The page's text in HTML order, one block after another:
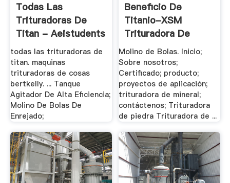
Todas Las
Trituradoras De
Titan - Aeistudents
todas las trituradoras de
titan. maquinas
trituradoras de cosas
bertkelly. ... Tanque
Agitador De Alta Eficiencia;
Molino De Bolas De
Enrejado;
Beneficio De
Titanio-XSM
Trituradora De
Compra .
Molino de Bolas. Inicio;
Sobre nosotros;
Certificado; producto;
proyectos de aplicación;
trituradora de mineral;
contáctenos; Trituradora
de piedra Trituradora de ...